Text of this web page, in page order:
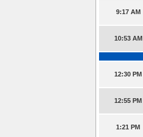
9:17 AM
10:53 AM
12:30 PM
12:55 PM
1:21 PM